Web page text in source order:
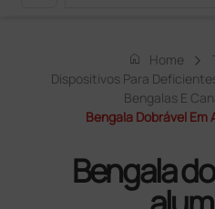
home Home
Dispositivos Para
Bengalas E
Bengala Dobrável Em
Bengala